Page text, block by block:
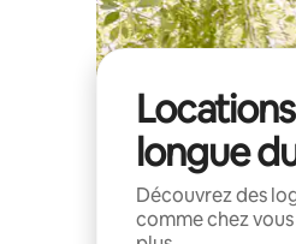
longue
Découvrez des
comme chez